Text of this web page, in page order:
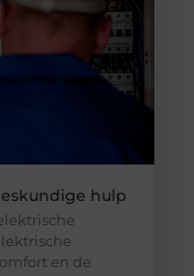
hulp
en de